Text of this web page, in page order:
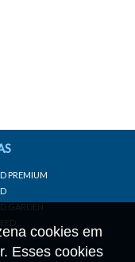
cookies em
Esses cookies
PREMIUM
GARDEN